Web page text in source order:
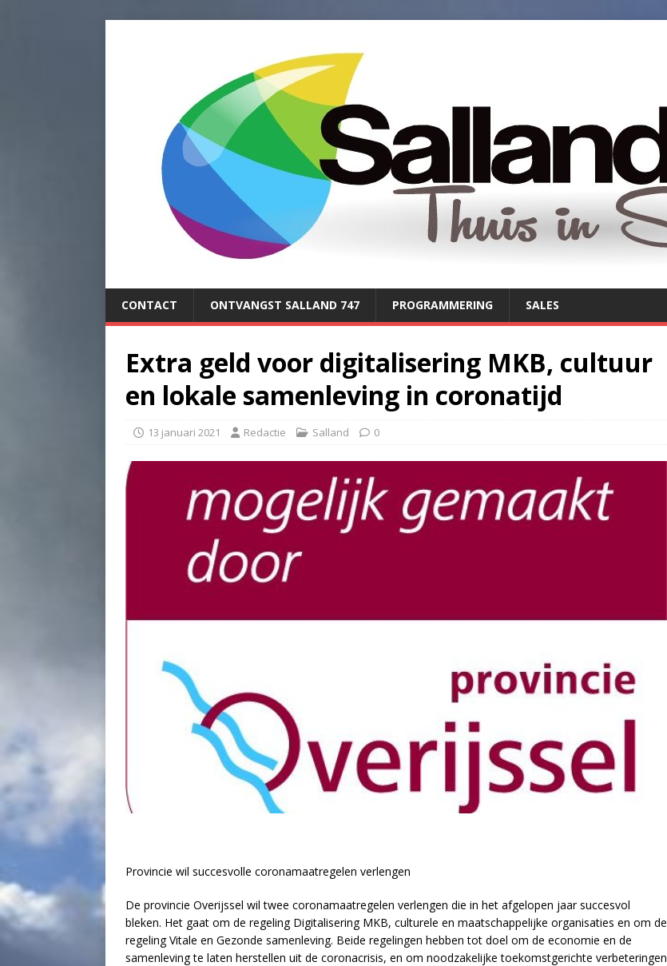
CONTACT ONTVANGST SALLAND 747 PROGRAMMERING SALES
Extra geld voor digitalisering MKB, cultuur
en lokale samenleving in coronatijd
13 januari 2021 Redactie Salland 0
Provincie wil succesvolle coronamaatregelen verlengen
De provincie Overijssel wil twee coronamaatregelen verlengen die in het afgelopen jaar succesvol
bleken. Het gaat om de regeling Digitalisering MKB, culturele en maatschappelijke organisaties en om de
regeling Vitale en Gezonde samenleving. Beide regelingen hebben tot doel om de economie en de
samenleving te laten herstellen uit de coronacrisis, en om noodzakelijke toekomstgerichte verbeteringen